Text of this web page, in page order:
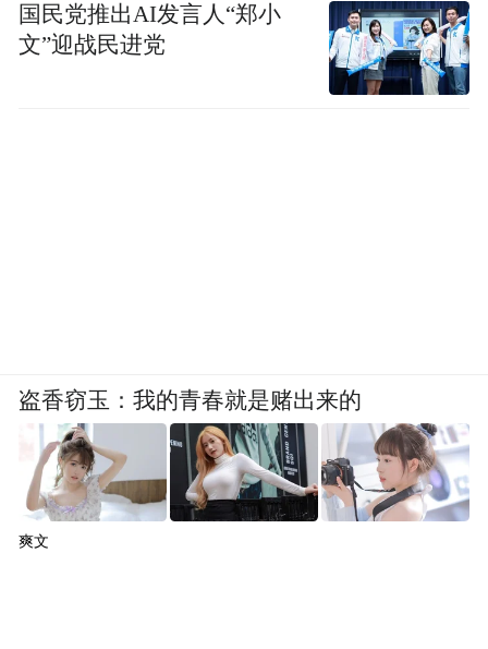
国民党推出AI发言人“郑小
文”迎战民进党
盗香窃玉：我的青春就是赌出来的
爽文